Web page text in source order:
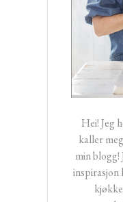
Hei! Jeg
kaller
min blogg!
inspirasjon